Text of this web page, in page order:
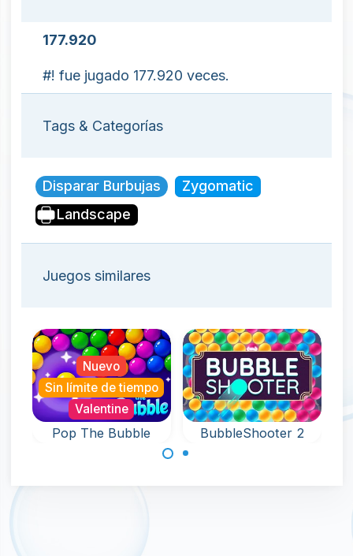
177.920
#! fue jugado 177.920 veces.
Tags & Categorías
Disparar Burbujas
Zygomatic
Landscape
Juegos similares
Pop The Bubble
Nuevo
Sin límite de tiempo
Valentine
BubbleShooter 2